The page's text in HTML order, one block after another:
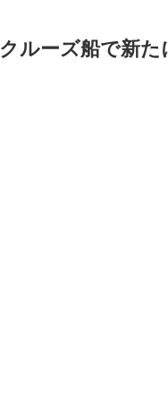
クルーズ船で新